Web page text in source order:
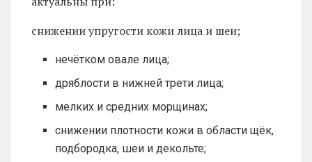
снижении упругости кожи лица и шеи;
нечётком овале лица;
дряблости в нижней трети лица;
мелких и средних морщинах;
снижении плотности кожи в области щёк,
подбородка, шеи и декольте;